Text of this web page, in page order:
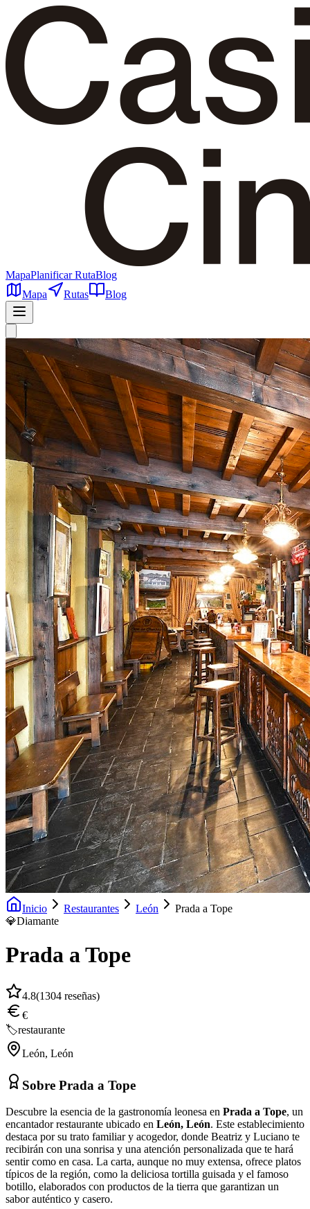
MapaPlanificar RutaBlog
Mapa
Rutas Blog
Inicio Restaurantes León
Prada a Tope
💎Diamante
Prada a Tope
4.8(1304 reseñas)
€
🏷️restaurante
León, León
Sobre Prada a Tope
Descubre la esencia de la gastronomía leonesa en Prada a Tope, un
encantador restaurante ubicado en León, León. Este establecimiento
destaca por su trato familiar y acogedor, donde Beatriz y Luciano te
recibirán con una sonrisa y una atención personalizada que te hará
sentir como en casa. La carta, aunque no muy extensa, ofrece platos
típicos de la región, como la deliciosa tortilla guisada y el famoso
botillo, elaborados con productos de la tierra que garantizan un
sabor auténtico y casero.